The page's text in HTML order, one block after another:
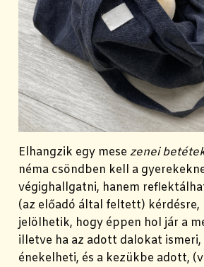
Elhangzik egy mesezenei
néma csöndben kell a
végighallgatni, hanem
(az előadó által feltett) kérdésre,
jelölhetik, hogy éppen hol jár a
illetve ha az adott dalokat ismeri,
énekelheti, és a kezükbe adott,